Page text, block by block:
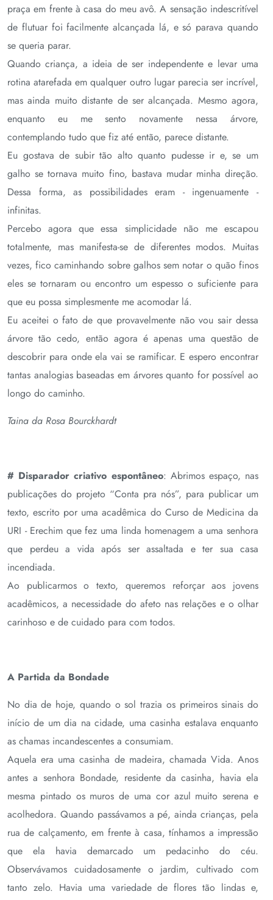
praça em frente à casa do meu avô. A sensação indescritível
de flutuar foi facilmente alcançada lá, e só parava quando
se queria parar.
Quando criança, a ideia de ser independente e levar uma
rotina atarefada em qualquer outro lugar parecia ser incrível,
mas ainda muito distante de ser alcançada. Mesmo agora,
enquanto eu me sento novamente nessa árvore,
contemplando tudo que fiz até então, parece distante.
Eu gostava de subir tão alto quanto pudesse ir e, se um
galho se tornava muito fino, bastava mudar minha direção.
Dessa forma, as possibilidades eram - ingenuamente -
infinitas.
Percebo agora que essa simplicidade não me escapou
totalmente, mas manifesta-se de diferentes modos. Muitas
vezes, fico caminhando sobre galhos sem notar o quão finos
eles se tornaram ou encontro um espesso o suficiente para
que eu possa simplesmente me acomodar lá.
Eu aceitei o fato de que provavelmente não vou sair dessa
árvore tão cedo, então agora é apenas uma questão de
descobrir para onde ela vai se ramificar. E espero encontrar
tantas analogias baseadas em árvores quanto for possível ao
longo do caminho.
Taina da Rosa Bourckhardt
# Disparador criativo espontâneo: Abrimos espaço, nas
publicações do projeto “Conta pra nós”, para publicar um
texto, escrito por uma acadêmica do Curso de Medicina da
URI - Erechim que fez uma linda homenagem a uma senhora
que perdeu a vida após ser assaltada e ter sua casa
incendiada.
Ao publicarmos o texto, queremos reforçar aos jovens
acadêmicos, a necessidade do afeto nas relações e o olhar
carinhoso e de cuidado para com todos.
A Partida da Bondade
No dia de hoje, quando o sol trazia os primeiros sinais do
início de um dia na cidade, uma casinha estalava enquanto
as chamas incandescentes a consumiam.
Aquela era uma casinha de madeira, chamada Vida. Anos
antes a senhora Bondade, residente da casinha, havia ela
mesma pintado os muros de uma cor azul muito serena e
acolhedora. Quando passávamos a pé, ainda crianças, pela
rua de calçamento, em frente à casa, tínhamos a impressão
que ela havia demarcado um pedacinho do céu.
Observávamos cuidadosamente o jardim, cultivado com
tanto zelo. Havia uma variedade de flores tão lindas e,